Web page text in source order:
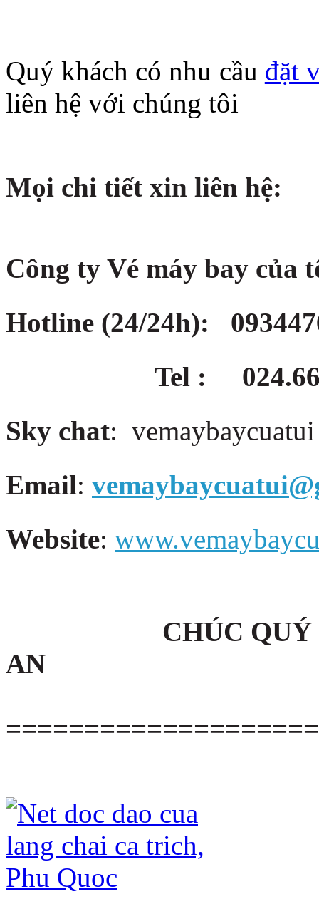
Quý khách có nhu cầu đặt
liên hệ với chúng tôi
Mọi chi tiết xin liên hệ:
Công ty Vé máy bay của t
Hotline (24/24h):
Tel :
Sky chat: vemaybaycuatui
Email:
Website:
CHÚC
AN